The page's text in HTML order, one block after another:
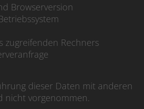
Browserversion
zugreifenden Rechners
dieser Daten mit anderen
nicht vorgenommen.